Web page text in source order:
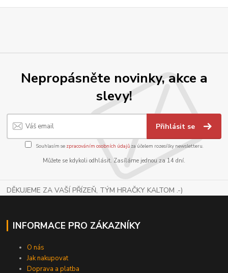
Nepropásněte novinky, akce a
slevy!
Přihlásit se
Souhlasím se zpracováním osobních údajůza účelem rozesílky newsletteru.
Můžete se kdykoli odhlásit. Zasíláme jednou za 14 dní.
DĚKUJEME ZA VAŠÍ PŘÍZEŇ, TÝM HRAČKY KALTOM .-)
INFORMACE PRO ZÁKAZNÍKY
O nás
Jak nakupovat
Doprava a platba